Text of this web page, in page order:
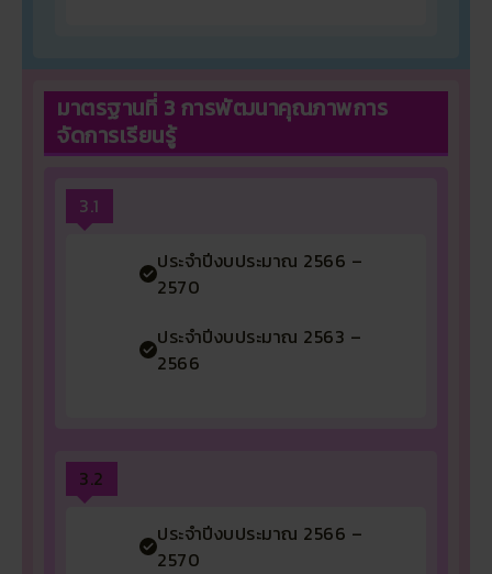
มาตรฐานที่ 3 การพัฒนาคุณภาพการ
จัดการเรียนรู้
3.1
ประจำปีงบประมาณ 2566 –
2570
ประจำปีงบประมาณ 2563 –
2566
3.2
ประจำปีงบประมาณ 2566 –
2570